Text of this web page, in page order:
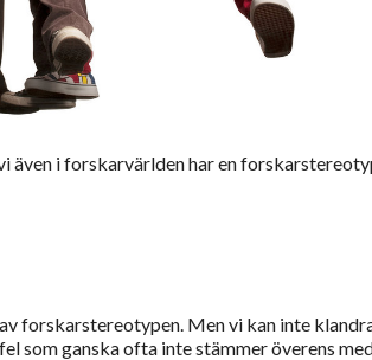
även i forskarvärlden har en
forskarstereotypen. Men vi kan inte
som ganska ofta inte stämmer överens